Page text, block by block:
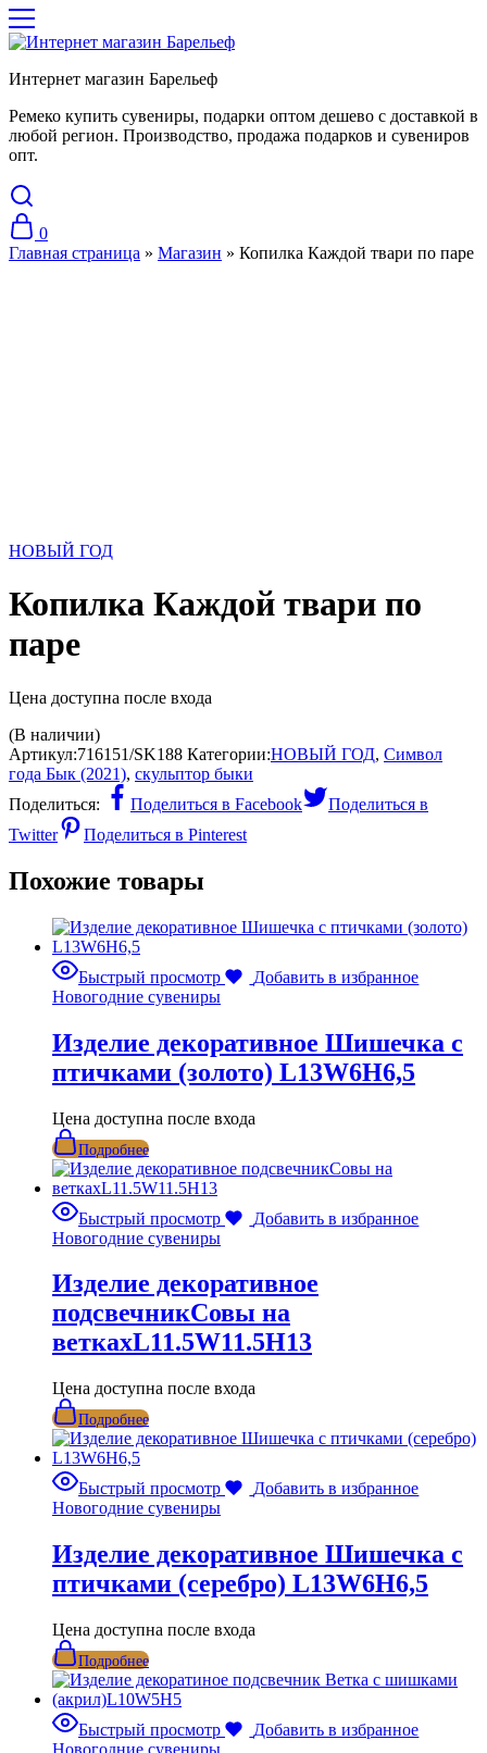
Интернет магазин Барельеф
Ремеко купить сувениры, подарки оптом дешево с доставкой в
любой регион. Производство, продажа подарков и сувениров
опт.
0
Главная страница » Магазин » Копилка Каждой твари по паре
НОВЫЙ ГОД
Копилка Каждой твари по
паре
Цена доступна после входа
(В наличии)
Артикул:716151/SK188 Категории:НОВЫЙ ГОД, Символ
года Бык (2021), скульптор быки
Поделиться:
Поделиться в Facebook
Поделиться в
Twitter
Поделиться в Pinterest
Похожие товары
Быстрый просмотр
Добавить в избранное
Новогодние сувениры
Изделие декоративное Шишечка с
птичками (золото) L13W6H6,5
Цена доступна после входа
Подробнее
Быстрый просмотр
Добавить в избранное
Новогодние сувениры
Изделие декоративное
подсвечникСовы на
веткахL11.5W11.5H13
Цена доступна после входа
Подробнее
Быстрый просмотр
Добавить в избранное
Новогодние сувениры
Изделие декоративное Шишечка с
птичками (серебро) L13W6H6,5
Цена доступна после входа
Подробнее
Быстрый просмотр
Добавить в избранное